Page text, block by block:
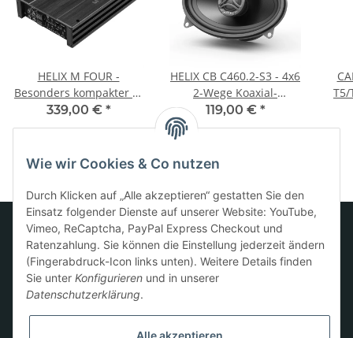
HELIX M FOUR -
Besonders kompakter 4-
Kanal Verstärker mit
integrierter aktiver
339,00 € *
HELIX CB C460.2-S3 - 4x6
2-Wege Koaxial-
Lautsprechersystem mit
3 O Impedanz und PEI-
119,00 € *
T5/
Informationen
Gesetzliche Informationen
Wie wir Cookies & Co nutzen
Durch Klicken auf „Alle akzeptieren“ gestatten Sie den
Einsatz folgender Dienste auf unserer Website: YouTube,
Vimeo, ReCaptcha, PayPal Express Checkout und
Ratenzahlung. Sie können die Einstellung jederzeit ändern
(Fingerabdruck-Icon links unten). Weitere Details finden
Sie unter Konfigurieren und in unserer
Datenschutzerklärung.
Alle akzeptieren